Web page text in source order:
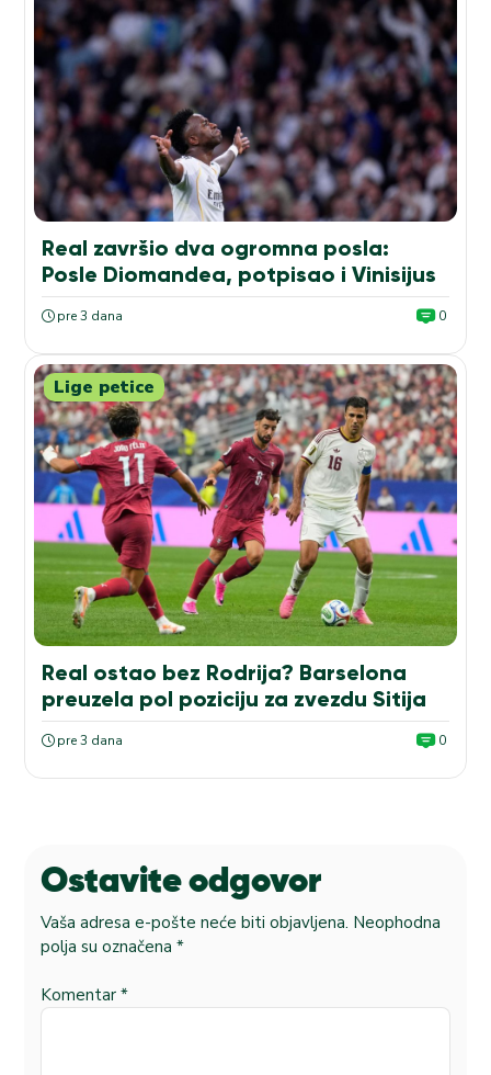
Real završio dva ogromna posla:
Posle Diomandea, potpisao i Vinisijus
pre 3 dana 0
Lige petice
Real ostao bez Rodrija? Barselona
preuzela pol poziciju za zvezdu Sitija
pre 3 dana 0
Ostavite odgovor
Vaša adresa e-pošte neće biti objavljena. Neophodna
polja su označena *
Komentar *